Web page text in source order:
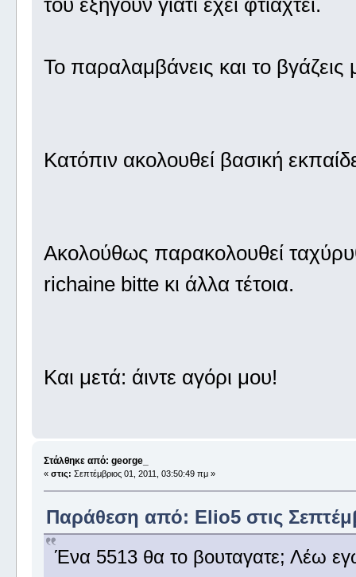
του εξηγούν γιατί έχει φτιαχτεί.
Το παραλαμβάνεις και το
Κατόπιν ακολουθεί βασική
Ακολούθως παρακολουθεί
richaine bitte κι άλλα τέτοια.
Και μετά: άιντε αγόρι μου!
Στάλθηκε από: george_
« στις: Σεπτέμβριος 01, 2011, 03:50:49 πμ »
Παράθεση από: Elio5 στις
Ένα 5513 θα το βουταγατε; Λέω